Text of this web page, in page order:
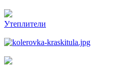
Утеплители